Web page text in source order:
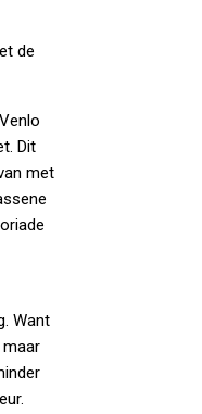
de
Dit
met
Want